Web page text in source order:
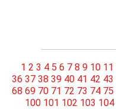
1 2 3 4 5 6 7 8 9 10 11
36 37 38 39 40 41 42 43
68 69 70 71 72 73 74 75
100 101 102 103 104